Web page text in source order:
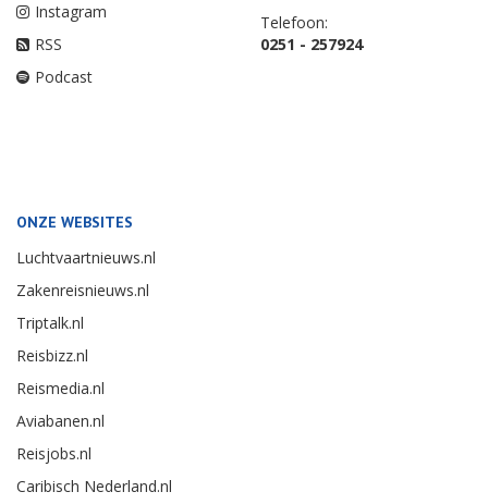
Instagram
RSS
Podcast
Telefoon:
0251 - 257924
ONZE WEBSITES
Luchtvaartnieuws.nl
Zakenreisnieuws.nl
Triptalk.nl
Reisbizz.nl
Reismedia.nl
Aviabanen.nl
Reisjobs.nl
Caribisch Nederland.nl